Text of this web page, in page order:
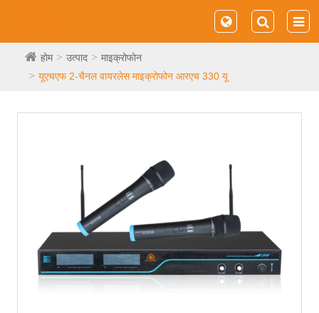
होम उत्पाद
माइक्रोफोन
यूएचएफ 2-चैनल वायरलेस माइक्रोफोन आरएच 330 यू